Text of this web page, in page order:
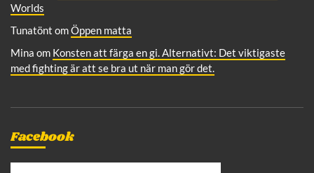
Worlds
Tunatönt omÖppen matta
Mina om Konsten att färga en gi. Alternativt: Det viktigaste
med fighting är att se bra ut när man gör det.
Facebook